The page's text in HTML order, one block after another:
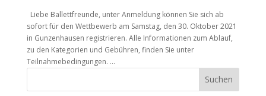
Liebe Ballettfreunde, unter Anmeldung können Sie sich ab
sofort für den Wettbewerb am Samstag, den 30. Oktober 2021
in Gunzenhausen registrieren. Alle Informationen zum Ablauf,
zu den Kategorien und Gebühren, finden Sie unter
Teilnahmebedingungen. ...